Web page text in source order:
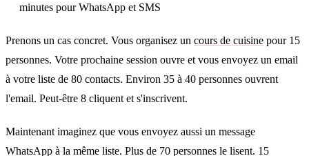
minutes pour WhatsApp et SMS
Prenons un cas concret. Vous organisez un cours de cuisine pour 15
personnes. Votre prochaine session ouvre et vous envoyez un email
à votre liste de 80 contacts. Environ 35 à 40 personnes ouvrent
l'email. Peut-être 8 cliquent et s'inscrivent.
Maintenant imaginez que vous envoyez aussi un message
WhatsApp à la même liste. Plus de 70 personnes le lisent. 15